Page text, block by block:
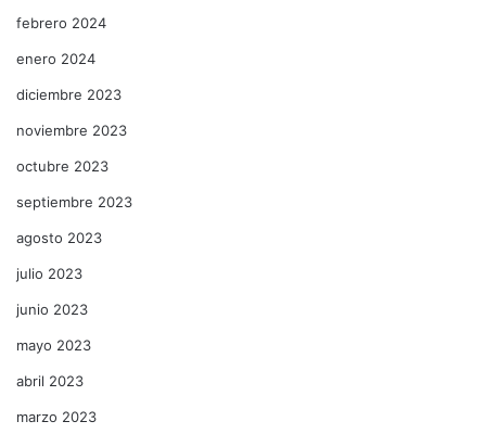
febrero 2024
enero 2024
diciembre 2023
noviembre 2023
octubre 2023
septiembre 2023
agosto 2023
julio 2023
junio 2023
mayo 2023
abril 2023
marzo 2023